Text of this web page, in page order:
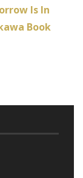
Is In
Book